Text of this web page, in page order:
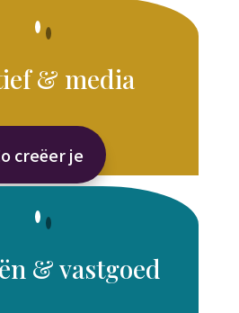
& media
creëer je
& vastgoed